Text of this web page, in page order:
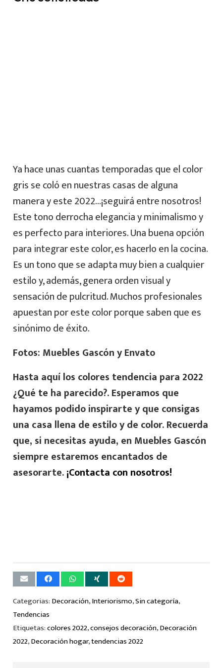
Ya hace unas cuantas temporadas que el color
gris se coló en nuestras casas de alguna
manera y este 2022…¡seguirá entre nosotros!
Este tono derrocha elegancia y minimalismo y
es perfecto para interiores. Una buena opción
para integrar este color, es hacerlo en la cocina.
Es un tono que se adapta muy bien a cualquier
estilo y, además, genera orden visual y
sensación de pulcritud. Muchos profesionales
apuestan por este color porque saben que es
sinónimo de éxito.
Fotos: Muebles Gascón y Envato
Hasta aquí los colores tendencia para 2022
¿Qué te ha parecido?.Esperamos que
hayamos podido inspirarte y que consigas
una casa llena de estilo y de color. Recuerda
que, si necesitas ayuda, en Muebles Gascón
siempre estaremos encantados de
asesorarte.¡Contacta con nosotros!
Categorias: Decoración,Interiorismo,Sin categoría,
Tendencias
Etiquetas:colores 2022,consejos decoración,Decoración
2022,Decoración hogar,tendencias 2022